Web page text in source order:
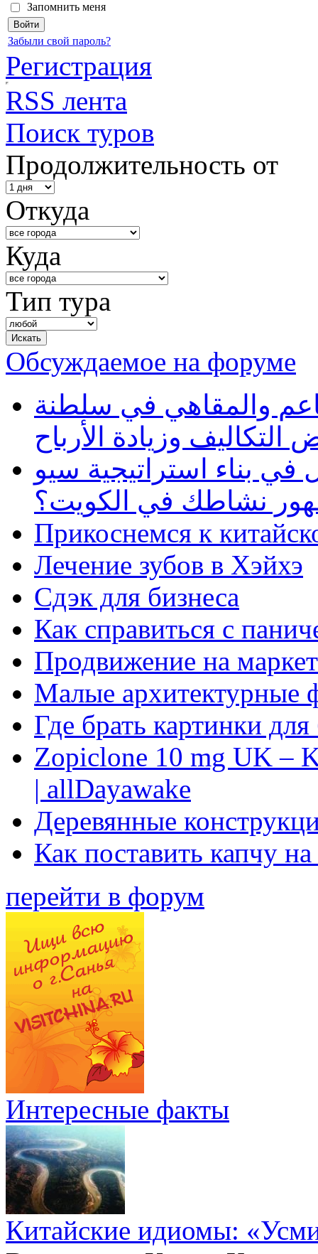
Запомнить меня
Забыли свой пароль?
Регистрация
RSS лента
Поиск туров
Продолжительность от
Откуда
Куда
Тип тура
Обсуждаемое на форуме
والمقاهي في سلطنة
وزيادة الأرباح
بناء استراتيجية سيو
نشاطك في الكويت؟
Прикоснемся к
Лечение зубов в Хэйхэ
Сдэк для бизнеса
Как справиться с
Продвижение на
Малые архитектурные
Где брать картинки
Zopiclone 10 mg UK –
| allDayawake
Деревянные
Как поставить капчу
перейти в форум
Интересные факты
Китайские идиомы: